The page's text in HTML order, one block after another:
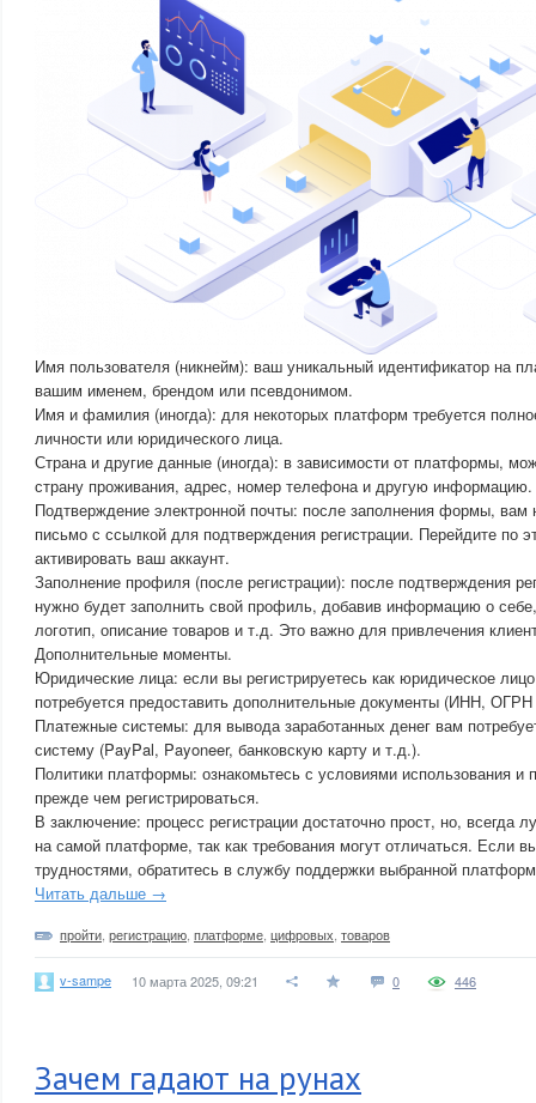
Имя пользователя (никнейм): ваш уникальный идентификатор на
вашим именем, брендом или псевдонимом.
Имя и фамилия (иногда): для некоторых платформ требуется
личности или юридического лица.
Страна и другие данные (иногда): в зависимости от платформы,
страну проживания, адрес, номер телефона и другую информацию.
Подтверждение электронной почты: после заполнения формы, вам
письмо с ссылкой для подтверждения регистрации. Перейдите по
активировать ваш аккаунт.
Заполнение профиля (после регистрации): после подтверждения
нужно будет заполнить свой профиль, добавив информацию о
логотип, описание товаров и т.д. Это важно для привлечения
Дополнительные моменты.
Юридические лица: если вы регистрируетесь как юридическое
потребуется предоставить дополнительные документы (ИНН,
Платежные системы: для вывода заработанных денег вам
систему (PayPal, Payoneer, банковскую карту и т.д.).
Политики платформы: ознакомьтесь с условиями использования и
прежде чем регистрироваться.
В заключение: процесс регистрации достаточно прост, но, всегда
на самой платформе, так как требования могут отличаться. Если
трудностями, обратитесь в службу поддержки выбранной
Читать дальше →
пройти регистрацию платформе цифровых товаров
v-sampe 10 марта 2025, 09:21 0 446
Зачем гадают на рунах